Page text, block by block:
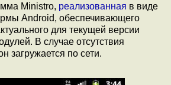
Ministro, реализованная в виде
Android, обеспечивающего
для текущей версии
В случае отсутствия
загружается по сети.